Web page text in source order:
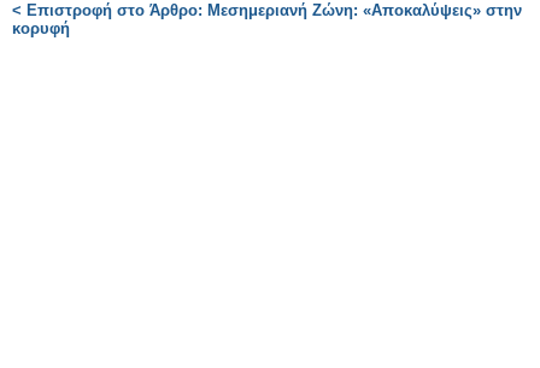
< Επιστροφή στο Άρθρο: Μεσημεριανή Ζώνη: «Αποκαλύψεις» στην
κορυφή